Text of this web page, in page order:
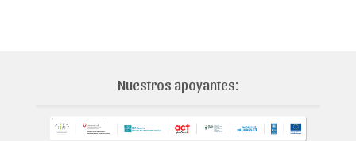
Nuestros apoyantes: